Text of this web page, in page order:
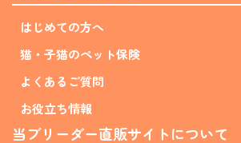
はじめての方へ
猫・子猫のペット保険
よくあるご質問
お役立ち情報
当ブリーダー直販サイトについて